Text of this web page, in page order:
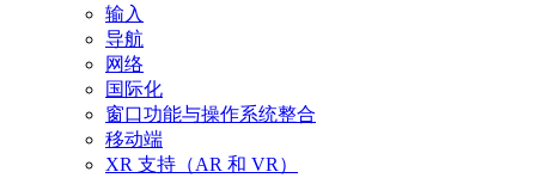
输入
导航
网络
国际化
窗口功能与操作系统整合
移动端
XR 支持（AR 和 VR）